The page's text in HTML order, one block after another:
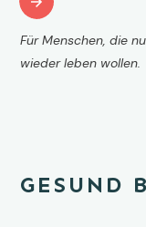
Für Menschen, die
wieder leben wollen.
GESUND